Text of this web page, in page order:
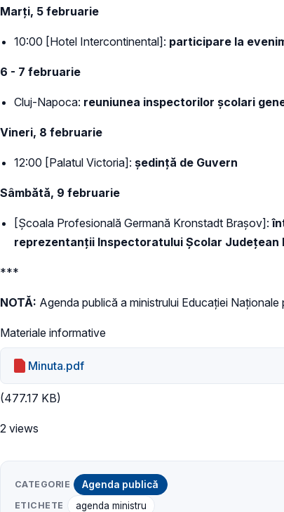
Marți, 5 februarie
10:00 [Hotel Intercontinental]: participare la
6 - 7 februarie
Cluj-Napoca: reuniunea inspectorilor școlari
Vineri, 8 februarie
12:00 [Palatul Victoria]: ședință de Guvern
Sâmbătă, 9 februarie
[Școala Profesională Germană Kronstadt Brașov]:
reprezentanții Inspectoratului Școlar Județean
***
NOTĂ: Agenda publică a ministrului Educației
Materiale informative
Minuta.pdf
(477.17 KB)
2 views
CATEGORIE Agenda publică
ETICHETE agenda ministru